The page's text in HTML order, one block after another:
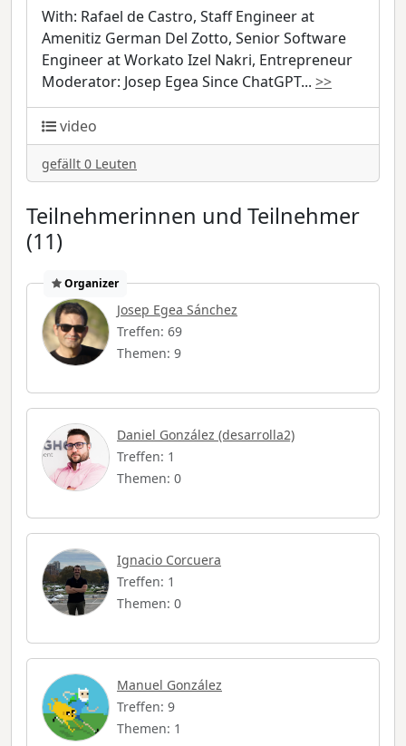
With: Rafael de Castro, Staff Engineer at
Amenitiz German Del Zotto, Senior Software
Engineer at Workato Izel Nakri, Entrepreneur
Moderator: Josep Egea Since ChatGPT... >>
video
gefällt 0 Leuten
Teilnehmerinnen und Teilnehmer
(11)
Organizer
Josep Egea Sánchez
Treffen: 69
Themen: 9
Daniel González (desarrolla2)
Treffen: 1
Themen: 0
Ignacio Corcuera
Treffen: 1
Themen: 0
Manuel González
Treffen: 9
Themen: 1